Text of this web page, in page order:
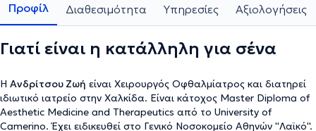
Προφίλ Διαθεσιμότητα Υπηρεσίες Αξιολογήσεις
Γιατί είναι η κατάλληλη για σένα
Η Ανδρίτσου Ζωή είναι Χειρουργός Οφθαλμίατρος και διατηρεί
ιδιωτικό ιατρείο στην Χαλκίδα. Είναι κάτοχος Master Diploma of
Aesthetic Medicine and Therapeutics από το University of
Camerino. Έχει ειδικευθεί στο Γενικό Νοσοκομείο Αθηνών ''Λαϊκό''.